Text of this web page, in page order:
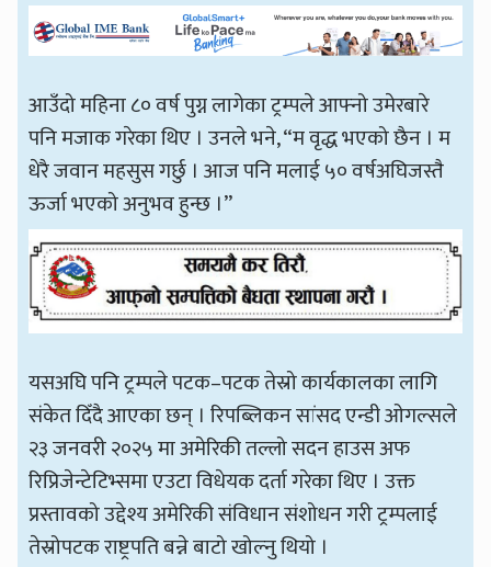
आउँदो महिना ८० वर्ष पुग्न लागेका ट्रम्पले आफ्नो उमेरबारे
पनि मजाक गरेका थिए । उनले भने, “म वृद्ध भएको छैन । म
धेरै जवान महसुस गर्छु । आज पनि मलाई ५० वर्षअघिजस्तै
ऊर्जा भएको अनुभव हुन्छ ।”
यसअघि पनि ट्रम्पले पटक–पटक तेस्रो कार्यकालका लागि
संकेत दिँदै आएका छन् । रिपब्लिकन सांसद एन्डी ओगल्सले
२३ जनवरी २०२५ मा अमेरिकी तल्लो सदन हाउस अफ
रिप्रिजेन्टेटिभ्समा एउटा विधेयक दर्ता गरेका थिए । उक्त
प्रस्तावको उद्देश्य अमेरिकी संविधान संशोधन गरी ट्रम्पलाई
तेस्रोपटक राष्ट्रपति बन्ने बाटो खोल्नु थियो ।